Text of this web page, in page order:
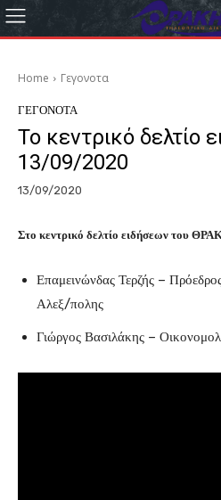
Home Γεγονοτα
ΓΕΓΟΝΟΤΑ
Το κεντρικό δελτίο
13/09/2020
13/09/2020
Στο κεντρικό δελτίο ειδήσεων του
Επαμεινώνδας Τερζής –
Αλεξ/πολης
Γιώργος Βασιλάκης –